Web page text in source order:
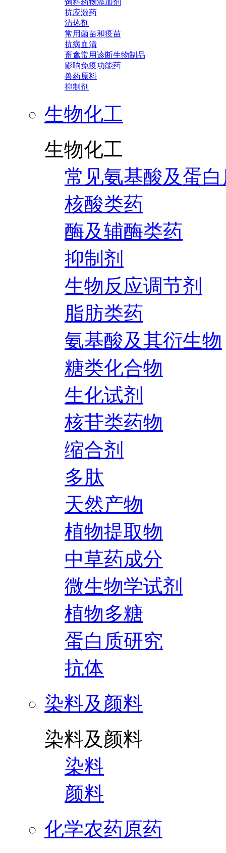
饲料药物添加剂
抗应激药
清热剂
常用菌苗和疫苗
抗病血清
畜禽常用诊断生物制品
影响免疫功能药
兽药原料
抑制剂
生物化工
生物化工
常见氨基酸及蛋
核酸类药
酶及辅酶类药
抑制剂
生物反应调节剂
脂肪类药
氨基酸及其衍生物
糖类化合物
生化试剂
核苷类药物
缩合剂
多肽
天然产物
植物提取物
中草药成分
微生物学试剂
植物多糖
蛋白质研究
抗体
染料及颜料
染料及颜料
染料
颜料
化学农药原药